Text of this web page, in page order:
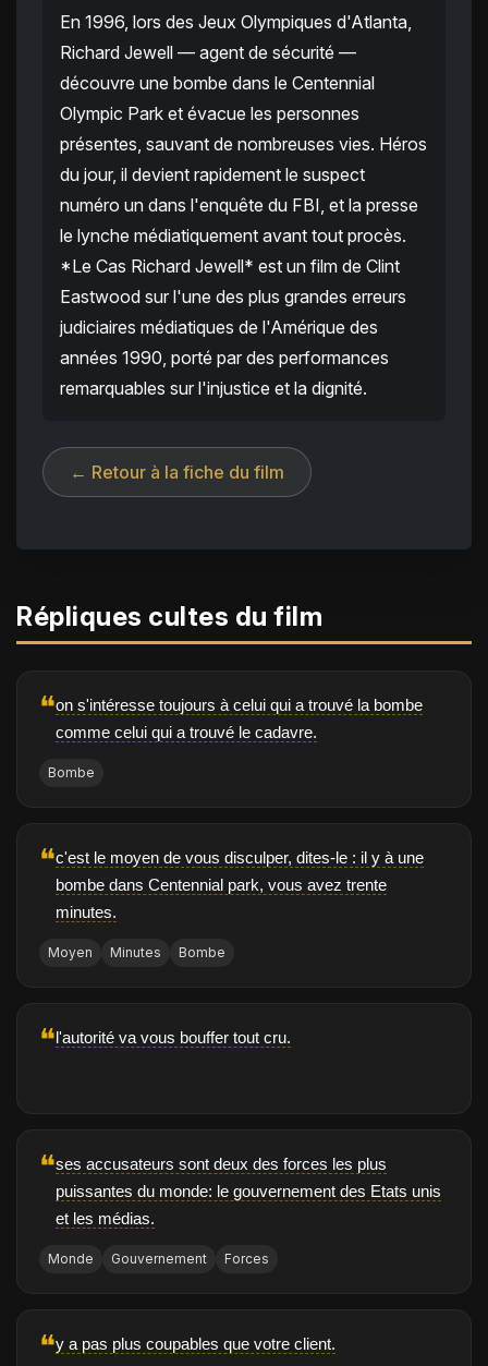
En 1996, lors des Jeux Olympiques d'Atlanta,
Richard Jewell — agent de sécurité —
découvre une bombe dans le Centennial
Olympic Park et évacue les personnes
présentes, sauvant de nombreuses vies. Héros
du jour, il devient rapidement le suspect
numéro un dans l'enquête du FBI, et la presse
le lynche médiatiquement avant tout procès.
*Le Cas Richard Jewell* est un film de Clint
Eastwood sur l'une des plus grandes erreurs
judiciaires médiatiques de l'Amérique des
années 1990, porté par des performances
remarquables sur l'injustice et la dignité.
← Retour à la fiche du film
Répliques cultes du film
❝on s'intéresse toujours à celui qui a trouvé la bombe
comme celui qui a trouvé le cadavre.
Bombe
❝c'est le moyen de vous disculper, dites-le : il y à une
bombe dans Centennial park, vous avez trente
minutes.
Moyen Minutes Bombe
❝l'autorité va vous bouffer tout cru.
❝ses accusateurs sont deux des forces les plus
puissantes du monde: le gouvernement des Etats unis
et les médias.
Monde Gouvernement Forces
❝y a pas plus coupables que votre client.